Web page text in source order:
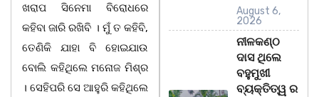
ଖରାପ ସିନେମା ବିରୋଧରେ
କହିବା ଜାରି ରଖିବି । ମୁଁ ତ କହିବି,
ତେଣିକି ଯାହା ବି ହୋଇଯାଉ
ବୋଲି କହିଥିଲେ ମନୋଜ ମିଶ୍ର
। ସେହିପରି ସେ ଆହୁରି କହିଥିଲେ
August 6,
2026
ନୀଳକଣ୍ଠ
ଦାସ ଥିଲେ
ବହୁମୁଖୀ
ବ୍ୟକ୍ତିତ୍ୱ ର